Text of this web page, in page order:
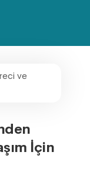
İçin